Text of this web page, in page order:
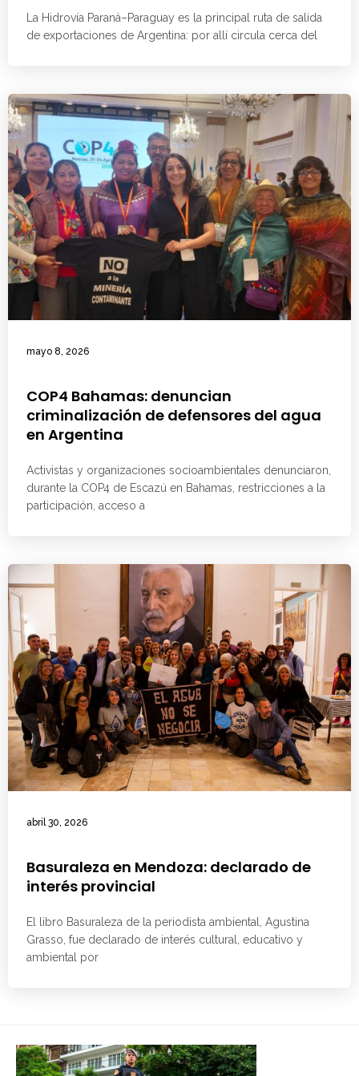
La Hidrovía Paraná–Paraguay es la principal ruta de salida
de exportaciones de Argentina: por allí circula cerca del
mayo 8, 2026
COP4 Bahamas: denuncian
criminalización de defensores del agua
en Argentina
Activistas y organizaciones socioambientales denunciaron,
durante la COP4 de Escazú en Bahamas, restricciones a la
participación, acceso a
abril 30, 2026
Basuraleza en Mendoza: declarado de
interés provincial
El libro Basuraleza de la periodista ambiental, Agustina
Grasso, fue declarado de interés cultural, educativo y
ambiental por